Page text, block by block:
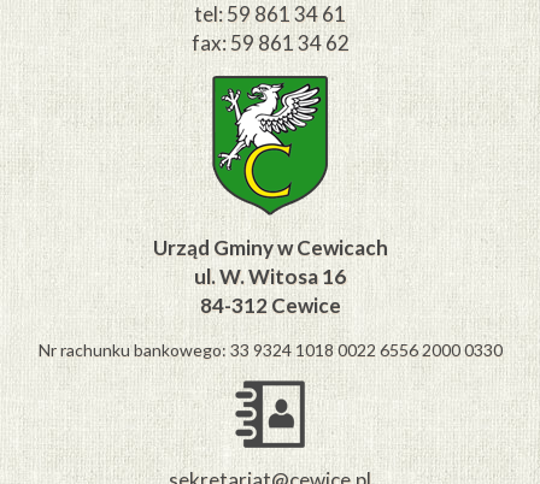
tel: 59 861 34 61
fax: 59 861 34 62
Urząd Gminy w Cewicach
ul. W. Witosa 16
84-312 Cewice
Nr rachunku bankowego: 33 9324 1018 0022 6556 2000 0330